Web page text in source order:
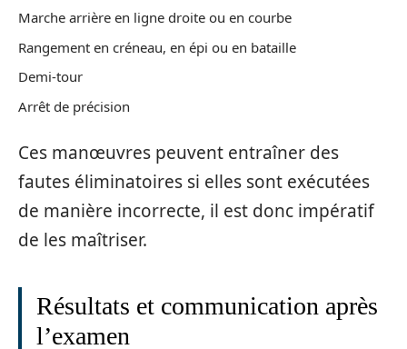
Marche arrière en ligne droite ou en courbe
Rangement en créneau, en épi ou en bataille
Demi-tour
Arrêt de précision
Ces manœuvres peuvent entraîner des
fautes éliminatoires si elles sont exécutées
de manière incorrecte, il est donc impératif
de les maîtriser.
Résultats et communication après
l’examen